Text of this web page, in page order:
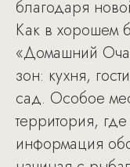
благодаря
Как в хорошем
«Домашний
зон: кухня,
сад. Особое
территория,
информация